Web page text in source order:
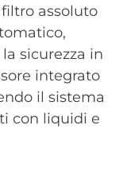
assoluto
sicurezza in
integrato
il sistema
con liquidi e